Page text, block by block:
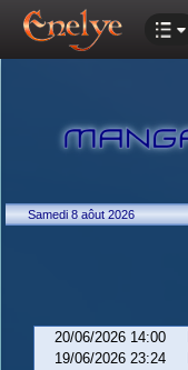
Samedi 8 aôut 2026
20/06/2026 14:00
19/06/2026 23:24